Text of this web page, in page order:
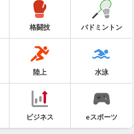
格闘技 バドミントン
陸上 水泳
ビジネス eスポーツ